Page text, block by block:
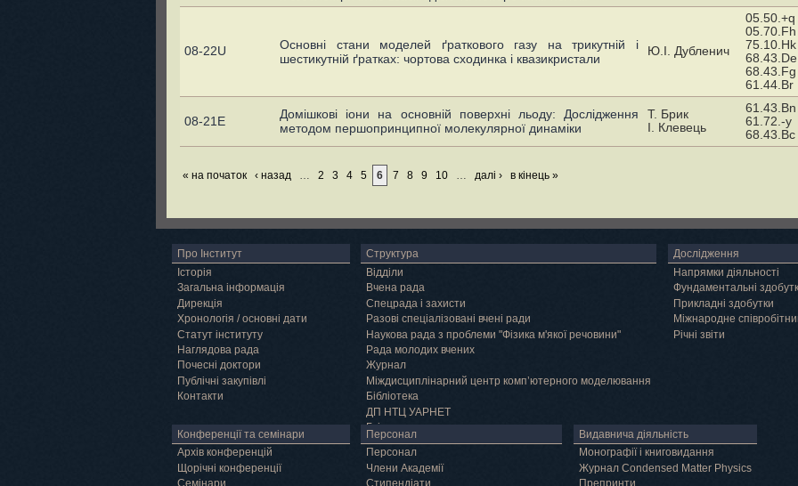
08-22U
Основні стани моделей ґраткового газу на трикутній і
шестикутній ґратках: чортова сходинка і квазикристали
Ю.І. Дубленич
05.50.+q
05.70.Fh
75.10.Hk
68.43.De
68.43.Fg
61.44.Br
08-21E
Домішкові іони на основній поверхні льоду: Дослідження
методом першопринципної молекулярної динаміки
Т. Брик
І. Клевець
61.43.Bn
61.72.-y
68.43.Bc
« на початок ‹ назад … 2 3 4 5 6 7 8 9 10 … далі › в кінець »
Про Інститут
Історія
Загальна інформація
Дирекція
Хронологія / основні дати
Статут інституту
Наглядова рада
Почесні доктори
Публічні закупівлі
Контакти
Структура
Відділи
Вчена рада
Спецрада і захисти
Разові спеціалізовані вчені ради
Наукова рада з проблеми "Фізика м'якої речовини"
Рада молодих вчених
Журнал
Міждисциплінарний центр комп’ютерного моделювання
Бібліотека
ДП НТЦ УАРНЕТ
Грід
Дослідження
Напрямки діяльності
Фундаментальні
Прикладні здобутки
Міжнародне
Річні звіти
Конференції та семінари
Архів конференцій
Щорічні конференції
Семінари
Персонал
Персонал
Члени Академії
Cтипендіати
Видавнича діяльність
Монографії і книговидання
Журнал Condensed Matter Physics
Препринти